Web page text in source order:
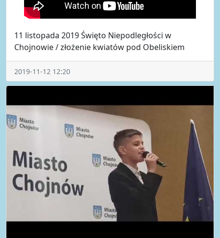
11 listopada 2019 Święto Niepodległości w
Chojnowie / złożenie kwiatów pod Obeliskiem
2019-11-12 12:20